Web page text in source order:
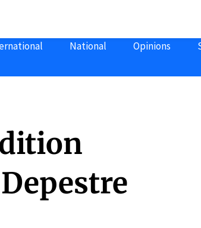
National Opinions